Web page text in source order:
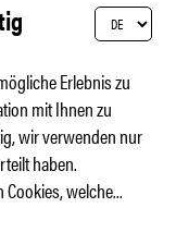
Erlebnis zu
mit Ihnen zu
wir verwenden nur
haben.
welche...